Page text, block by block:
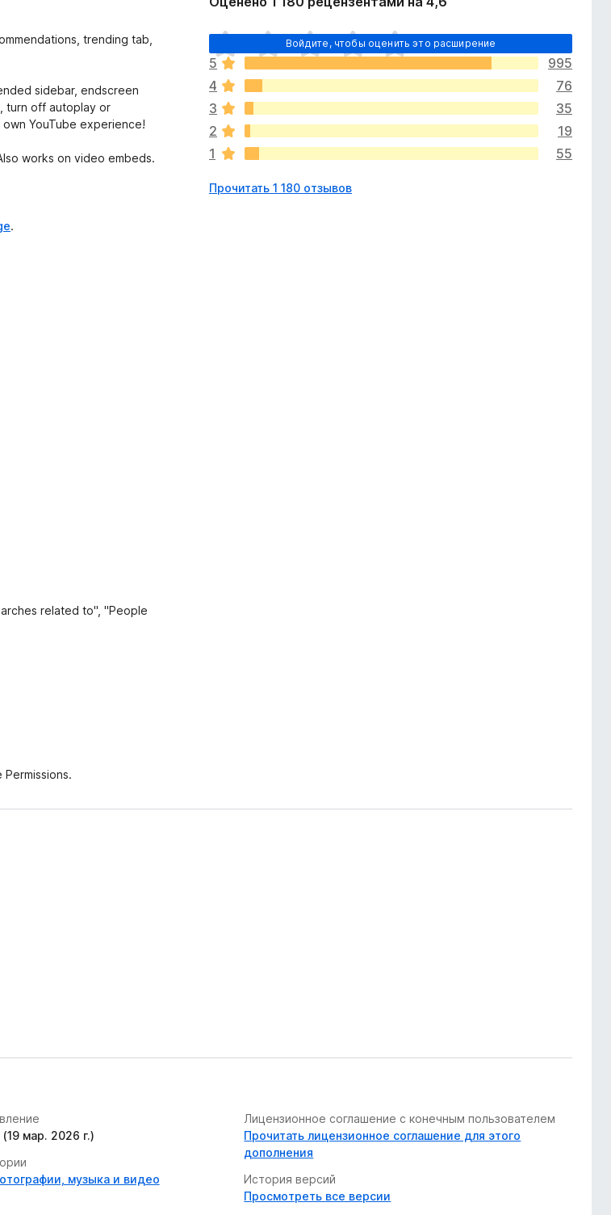
trending tab,
sidebar, endscreen
turn off autoplay or
YouTube experience!
works on video embeds.
.
related to", "People
Войдите, чтобы оценить это расширение
О
ц
е
н
о
к
п
о
а
5
995
4
76
3
35
2
19
1
55
Прочитать 1 180 отзывов
мар. 2026 г.)
музыка и видео
Лицензионное соглашение с конечным пользователем
Прочитать лицензионное соглашение для этого
дополнения
История версий
Просмотреть все версии